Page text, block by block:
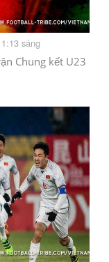
sáng
Chung kết U23